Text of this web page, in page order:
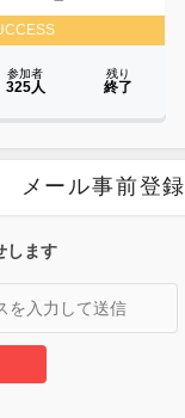
メール事前登録
します